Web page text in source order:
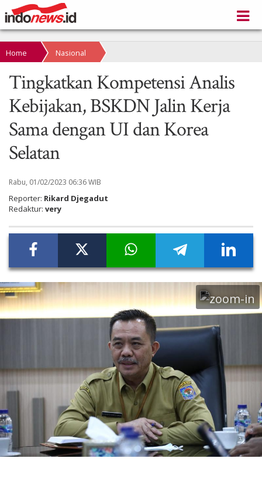
Home Nasional
Tingkatkan Kompetensi Analis
Kebijakan, BSKDN Jalin Kerja
Sama dengan UI dan Korea
Selatan
Rabu, 01/02/2023 06:36 WIB
Reporter: Rikard Djegadut
Redaktur: very